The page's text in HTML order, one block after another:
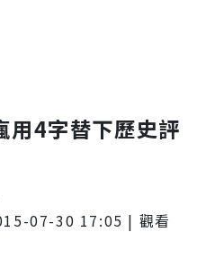
用4字替下歷史評
07-30 17:05 | 觀看